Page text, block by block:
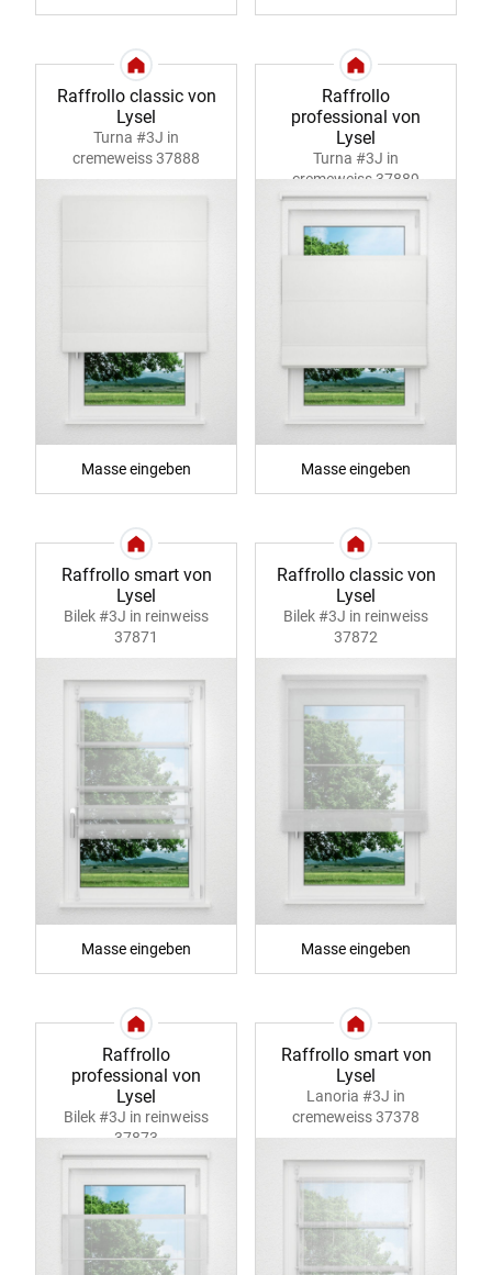
Raffrollo classic von
Lysel
Turna #3J in
cremeweiss 37888
Masse eingeben
Raffrollo
professional von
Lysel
Turna #3J in
cremeweiss 37889
Masse eingeben
Raffrollo smart von
Lysel
Bilek #3J in reinweiss
37871
Masse eingeben
Raffrollo classic von
Lysel
Bilek #3J in reinweiss
37872
Masse eingeben
Raffrollo
professional von
Lysel
Bilek #3J in reinweiss
37873
Raffrollo smart von
Lysel
Lanoria #3J in
cremeweiss 37378